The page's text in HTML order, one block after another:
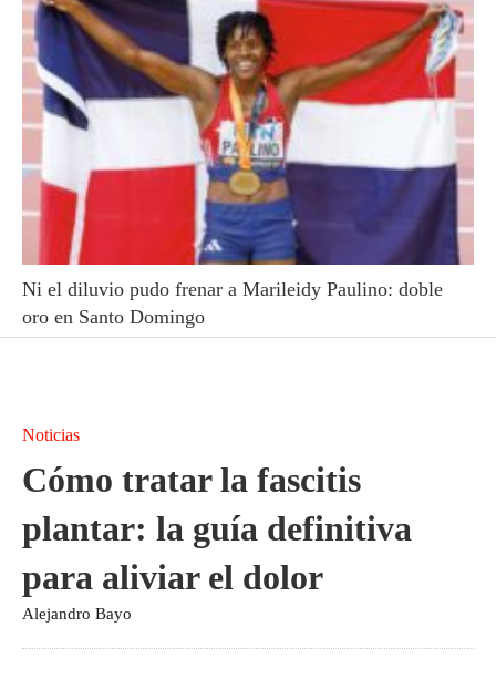
Ni el diluvio pudo frenar a Marileidy Paulino: doble
oro en Santo Domingo